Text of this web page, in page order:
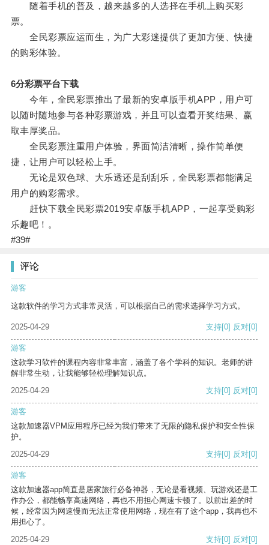
随着手机的普及，越来越多的人选择在手机上购买彩
票。
全民彩票应运而生，为广大彩迷提供了更加方便、快捷
的购彩体验。
6分彩票平台下载
今年，全民彩票推出了最新的安卓版手机APP，用户可
以随时随地参与各种彩票游戏，并且可以查看开奖结果、赢
取丰厚奖品。
全民彩票注重用户体验，界面简洁清晰，操作简单便
捷，让用户可以轻松上手。
无论是双色球、大乐透还是刮刮乐，全民彩票都能满足
用户的购彩需求。
赶快下载全民彩票2019安卓版手机APP，一起享受购彩
乐趣吧！。
#39#
评论
游客
这款软件的学习方式非常灵活，可以根据自己的需求选择学习方式。
2025-04-29 支持[0] 反对[0]
游客
这款学习软件的课程内容非常丰富，涵盖了各个学科的知识。老师的讲
解非常生动，让我能够轻松理解知识点。
2025-04-29
支持[0] 反对[0]
游客
这款加速器VPM应用程序已经为我们带来了无限的隐私保护和安全性保
护。
2025-04-29
支持[0] 反对[0]
游客
这款加速器app简直是居家旅行必备神器，无论是看视频、玩游戏还是工
作办公，都能畅享高速网络，再也不用担心网速卡顿了。以前出差的时
候，经常因为网速慢而无法正常使用网络，现在有了这个app，我再也不
用担心了。
2025-04-29
支持[0] 反对[0]